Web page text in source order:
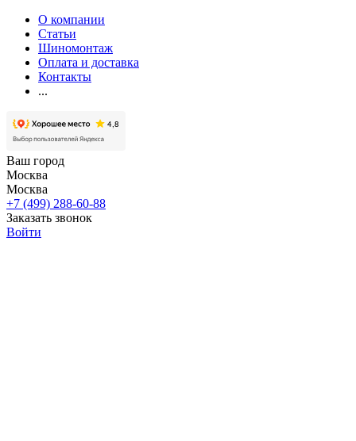
О компании
Статьи
Шиномонтаж
Оплата и доставка
Контакты
...
Ваш город
Москва
Москва
+7 (499) 288-60-88
Заказать звонок
Войти